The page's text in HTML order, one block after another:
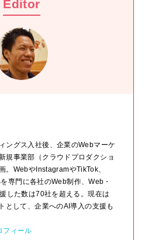
Editor
ングス入社後、企業のWebマーケ
規事業部（クラウドプロダクショ
。WebやInstagramやTikTok、
専門に各社のWeb制作、Web・
した数は70社を超える。現在は
として、企業へのAI導入の支援も
フィール